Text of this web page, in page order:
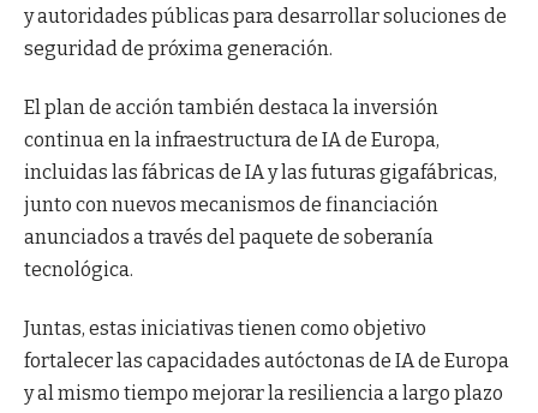
y autoridades públicas para desarrollar soluciones de
seguridad de próxima generación.
El plan de acción también destaca la inversión
continua en la infraestructura de IA de Europa,
incluidas las fábricas de IA y las futuras gigafábricas,
junto con nuevos mecanismos de financiación
anunciados a través del paquete de soberanía
tecnológica.
Juntas, estas iniciativas tienen como objetivo
fortalecer las capacidades autóctonas de IA de Europa
y al mismo tiempo mejorar la resiliencia a largo plazo